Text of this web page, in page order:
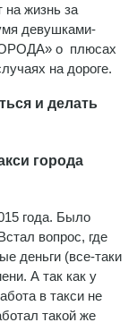
на жизнь за
девушками-
о плюсах
на дороге.
и делать
города
года. Было
вопрос, где
деньги (все-таки
А так как у
в такси не
такой же